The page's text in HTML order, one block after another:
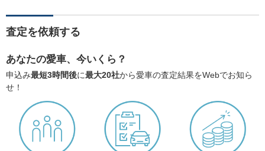
査定を依頼する
あなたの愛車、今いくら？
申込み最短3時間後に最大20社から愛車の査定結果をWebでお知ら
せ！